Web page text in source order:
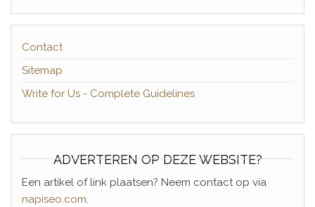
Contact
Sitemap
Write for Us - Complete Guidelines
ADVERTEREN OP DEZE WEBSITE?
Een artikel of link plaatsen? Neem contact op via
napiseo.com.